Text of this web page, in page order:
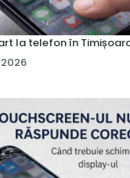
la telefon în
2026